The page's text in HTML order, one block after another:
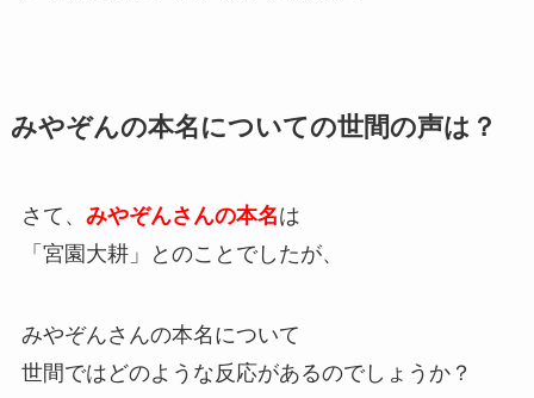
みやぞんの本名についての世間の声は？
さて、 みやぞんさんの本名は
「宮園大耕」とのことでしたが、
みやぞんさんの本名について
世間ではどのような反応があるのでしょうか？